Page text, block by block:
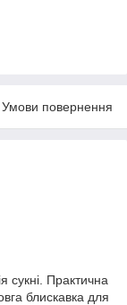
Умови повернення
сукні. Практична
блискавка для